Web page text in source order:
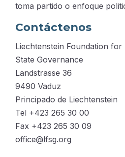
toma partido o enfoque
Contáctenos
Liechtenstein Foundation for
State Governance
Landstrasse 36
9490 Vaduz
Principado de Liechtenstein
Tel +423 265 30 00
Fax +423 265 30 09
office@lfsg.org